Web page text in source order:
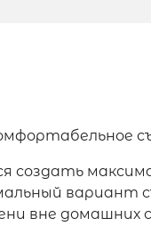
создать
вариант
вне домашних